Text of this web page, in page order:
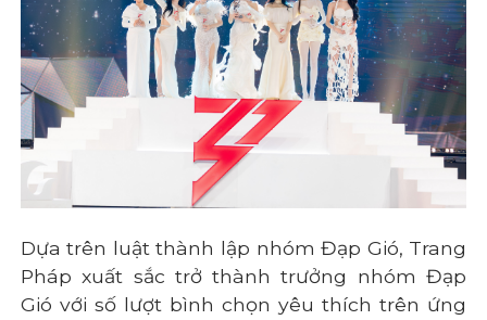
Dựa trên luật thành lập nhóm Đạp Gió, Trang
Pháp xuất sắc trở thành trưởng nhóm Đạp
Gió với số lượt bình chọn yêu thích trên ứng